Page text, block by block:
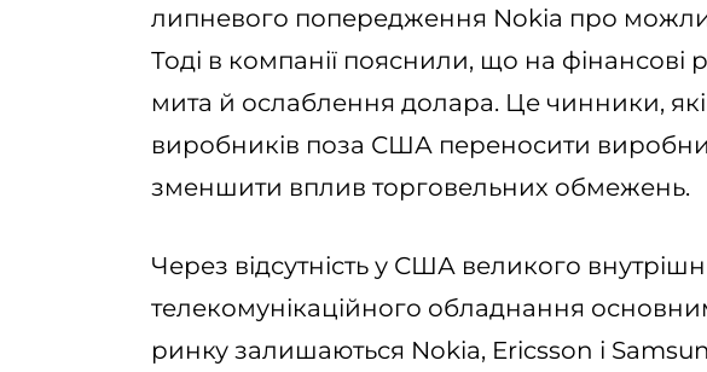
липневого попередження Nokia про
Тоді в компанії пояснили, що на фінансові
мита й ослаблення долара. Це чинники,
виробників поза США переносити
зменшити вплив торговельних обмежень.
Через відсутність у США великого
телекомунікаційного обладнання
ринку залишаються Nokia, Ericsson і